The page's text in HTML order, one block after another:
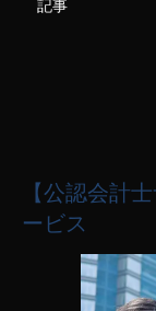
記事
【公認会計
ービス